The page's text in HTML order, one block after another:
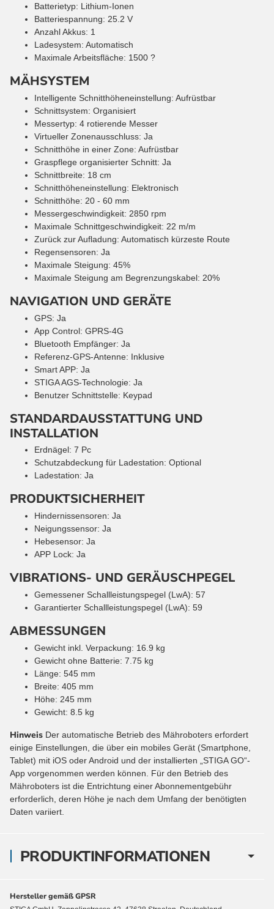
PRODUKTINFORMATIONEN
Batterietyp: Lithium-Ionen
Batteriespannung: 25.2 V
Anzahl Akkus: 1
Ladesystem: Automatisch
Maximale Arbeitsfläche: 1500 ?
MÄHSYSTEM
Intelligente Schnitthöheneinstellung: Aufrüstbar
Schnittsystem: Organisiert
Messertyp: 4 rotierende Messer
Virtueller Zonenausschluss: Ja
Schnitthöhe in einer Zone: Aufrüstbar
Graspflege organisierter Schnitt: Ja
Schnittbreite: 18 cm
Schnitthöheneinstellung: Elektronisch
Schnitthöhe: 20 - 60 mm
Messergeschwindigkeit: 2850 rpm
Maximale Schnittgeschwindigkeit: 22 m/m
Zurück zur Aufladung: Automatisch kürzeste Route
Regensensoren: Ja
Maximale Steigung: 45%
Maximale Steigung am Begrenzungskabel: 20%
NAVIGATION UND GERÄTE
GPS: Ja
App Control: GPRS-4G
Bluetooth Empfänger: Ja
Referenz-GPS-Antenne: Inklusive
Smart APP: Ja
STIGA AGS-Technologie: Ja
Benutzer Schnittstelle: Keypad
STANDARDAUSSTATTUNG UND
INSTALLATION
Erdnägel: 7 Pc
Schutzabdeckung für Ladestation: Optional
Ladestation: Ja
PRODUKTSICHERHEIT
Hindernissensoren: Ja
Neigungssensor: Ja
Hebesensor: Ja
APP Lock: Ja
VIBRATIONS- UND GERÄUSCHPEGEL
Gemessener Schallleistungspegel (LwA): 57
Garantierter Schallleistungspegel (LwA): 59
ABMESSUNGEN
Gewicht inkl. Verpackung: 16.9 kg
Gewicht ohne Batterie: 7.75 kg
Länge: 545 mm
Breite: 405 mm
Höhe: 245 mm
Gewicht: 8.5 kg
Hinweis Der automatische Betrieb des Mähroboters erfordert
einige Einstellungen, die über ein mobiles Gerät (Smartphone,
Tablet) mit iOS oder Android und der installierten „STIGA GO“-
App vorgenommen werden können. Für den Betrieb des
Mähroboters ist die Entrichtung einer Abonnementgebühr
erforderlich, deren Höhe je nach dem Umfang der benötigten
Daten variiert.
Hersteller gemäß GPSR